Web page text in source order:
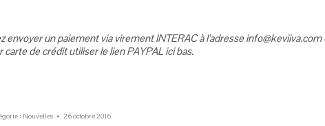
un paiement via virement INTERAC à l’adresse info@keviiva.com
de crédit utiliser le lien PAYPAL ici bas.
: Nouvelles 26 octobre 2016